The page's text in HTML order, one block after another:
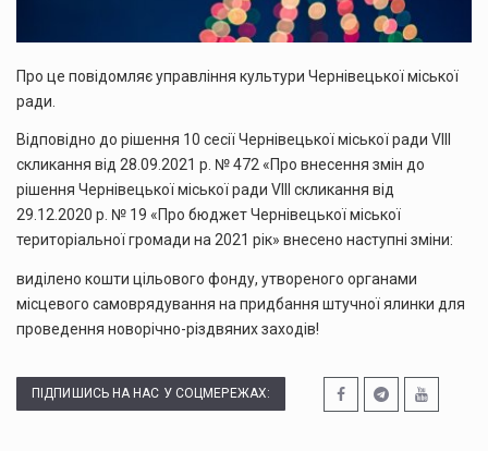
Про це повідомляє управління культури Чернівецької міської
ради.
Відповідно до рішення 10 сесії Чернівецької міської ради VIII
скликання від 28.09.2021 р. № 472 «Про внесення змін до
рішення Чернівецької міської ради VIII скликання від
29.12.2020 р. № 19 «Про бюджет Чернівецької міської
територіальної громади на 2021 рік» внесено наступні зміни:
виділено кошти цільового фонду, утвореного органами
місцевого самоврядування на придбання штучної ялинки для
проведення новорічно-різдвяних заходів!
ПІДПИШИСЬ НА НАС У СОЦМЕРЕЖАХ: